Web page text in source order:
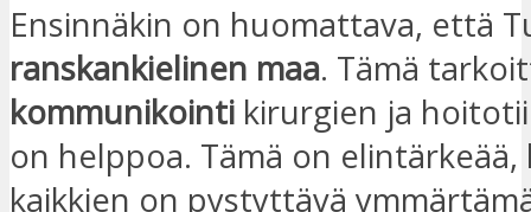
Ensinnäkin on huomattava, että
ranskankielinen maa. Tämä
kommunikointi kirurgien ja
on helppoa. Tämä on elintärkeää,
kaikkien on pystyttävä